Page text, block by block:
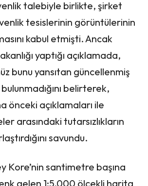
talebiyle birlikte, şirket
tesislerinin görüntülerinin
kabul etmişti. Ancak
yaptığı açıklamada,
bunu yansıtan güncellenmiş
belirterek,
önceki açıklamaları ile
arasındaki tutarsızlıkların
savundu.
Kore’nin santimetre başına
gelen 1:5.000 ölçekli harita